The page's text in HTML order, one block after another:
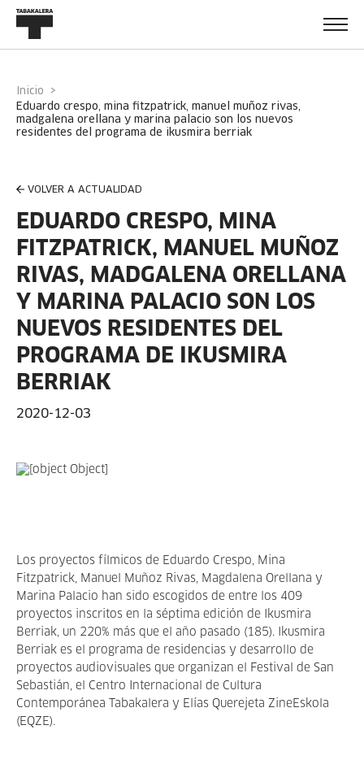
Inicio
eduardo crespo, mina fitzpatrick, manuel muñoz rivas,
madgalena orellana y marina palacio son los nuevos
residentes del programa de ikusmira berriak
VOLVER A ACTUALIDAD
EDUARDO CRESPO, MINA
FITZPATRICK, MANUEL MUÑOZ
RIVAS, MADGALENA ORELLANA
Y MARINA PALACIO SON LOS
NUEVOS RESIDENTES DEL
PROGRAMA DE IKUSMIRA
BERRIAK
2020-12-03
Los proyectos fílmicos de Eduardo Crespo, Mina
Fitzpatrick, Manuel Muñoz Rivas, Magdalena Orellana y
Marina Palacio han sido escogidos de entre los 409
proyectos inscritos en la séptima edición de Ikusmira
Berriak, un 220% más que el año pasado (185). Ikusmira
Berriak es el programa de residencias y desarrollo de
proyectos audiovisuales que organizan el Festival de San
Sebastián, el Centro Internacional de Cultura
Contemporánea Tabakalera y Elías Querejeta ZineEskola
(EQZE).